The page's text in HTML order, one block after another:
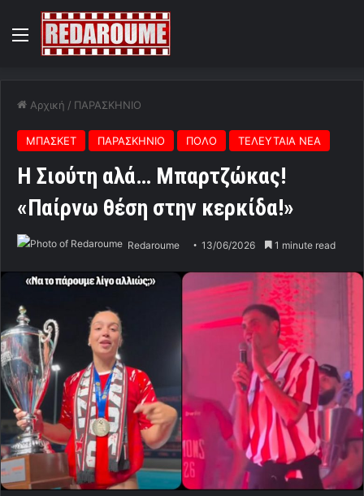
Menu
Αρχική / ΠΑΡΑΣΚΗΝΙΟ
ΜΠΑΣΚΕΤ ΠΑΡΑΣΚΗΝΙΟ ΠΟΛΟ ΤΕΛΕΥΤΑΙΑ ΝΕΑ
Η Σιούτη αλά… Μπαρτζώκας!
«Παίρνω θέση στην κερκίδα!»
Redaroume 13/06/2026 1 minute read